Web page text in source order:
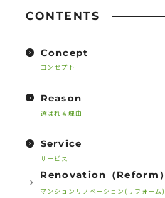
CONTENTS
Concept
コンセプト
Reason
選ばれる理由
Service
サービス
Renovation（Reform）
マンションリノベーション(リフォーム)